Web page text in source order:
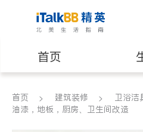
首页
医生
首页 建筑装修 卫浴洁
油漆，地板，厨房、卫生间改造